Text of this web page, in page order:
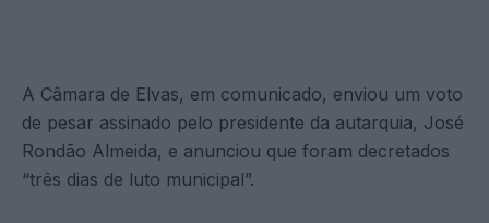
A Câmara de Elvas, em comunicado, enviou um voto
de pesar assinado pelo presidente da autarquia, José
Rondão Almeida, e anunciou que foram decretados
“três dias de luto municipal”.